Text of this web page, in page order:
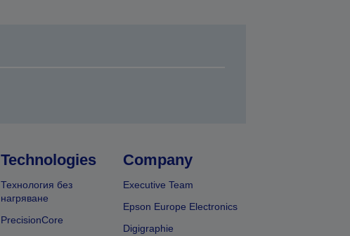
Technologies
Технология без
нагряване
PrecisionCore
Company
Executive Team
Epson Europe Electronics
Digigraphie